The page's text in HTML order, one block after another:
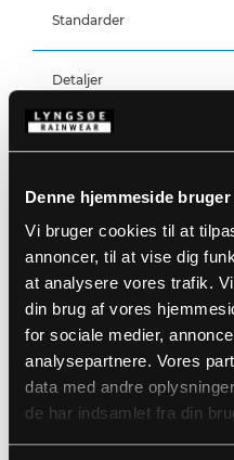
Denne hjemmeside
Vi bruger cookies til at
annoncer, til at vise dig
at analysere vores trafik.
din brug af vores
for sociale medier,
analysepartnere. Vores
data med andre
de har indsamlet fra din
100% Polyester, PU/PVC
Vind- og vandtæt
Standarder
Detaljer
Elastiske og
Trykknapjustering
Varenummer: FR-
EAN: 5708217952024
Størrelsesguide
Vaskeanvisninger
Plejeinstruktioner:
Anvend ikke
Anvend ikke
Vaskes sammen
DOWNLOAD
DOWNLOAD TIL